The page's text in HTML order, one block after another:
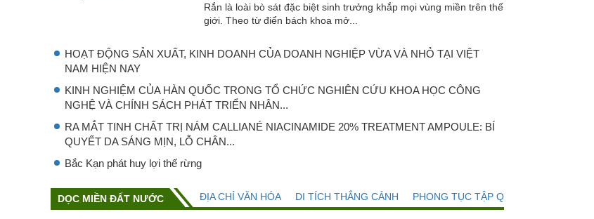
Rắn là loài bò sát đặc biệt sinh trưởng khắp mọi vùng miền trên thế
giới. Theo từ điển bách khoa mở...
HOẠT ĐỘNG SẢN XUẤT, KINH DOANH CỦA DOANH NGHIỆP VỪA VÀ NHỎ TẠI VIỆT
NAM HIỆN NAY
KINH NGHIỆM CỦA HÀN QUỐC TRONG TỔ CHỨC NGHIÊN CỨU KHOA HỌC CÔNG
NGHỆ VÀ CHÍNH SÁCH PHÁT TRIỂN NHÂN...
RA MẮT TINH CHẤT TRỊ NÁM CALLIANÉ NIACINAMIDE 20% TREATMENT AMPOULE: BÍ
QUYẾT DA SÁNG MỊN, LỖ CHÂN...
Bắc Kạn phát huy lợi thế rừng
DỌC MIỀN ĐẤT NƯỚC ĐỊA CHỈ VĂN HÓA DI TÍCH THẮNG CẢNH PHONG TỤC TẬP QUÁN